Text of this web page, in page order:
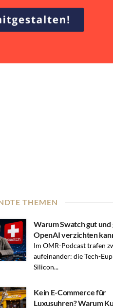
THEMEN
Warum Swatch gut und
OpenAI verzichten
Im OMR-Podcast trafen
aufeinander: die Tech-
Silicon...
Kein E-Commerce für
Luxusuhren? Warum